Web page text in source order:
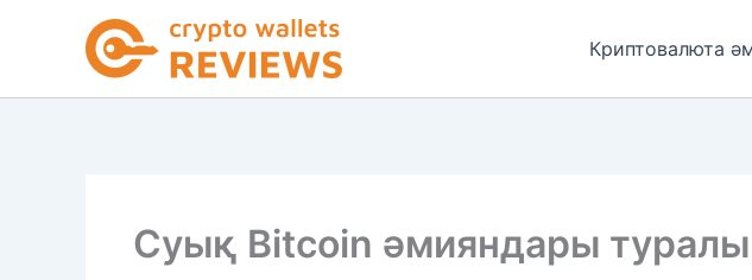
Криптовалюта
Суық Bitcoin әмияндары туралы